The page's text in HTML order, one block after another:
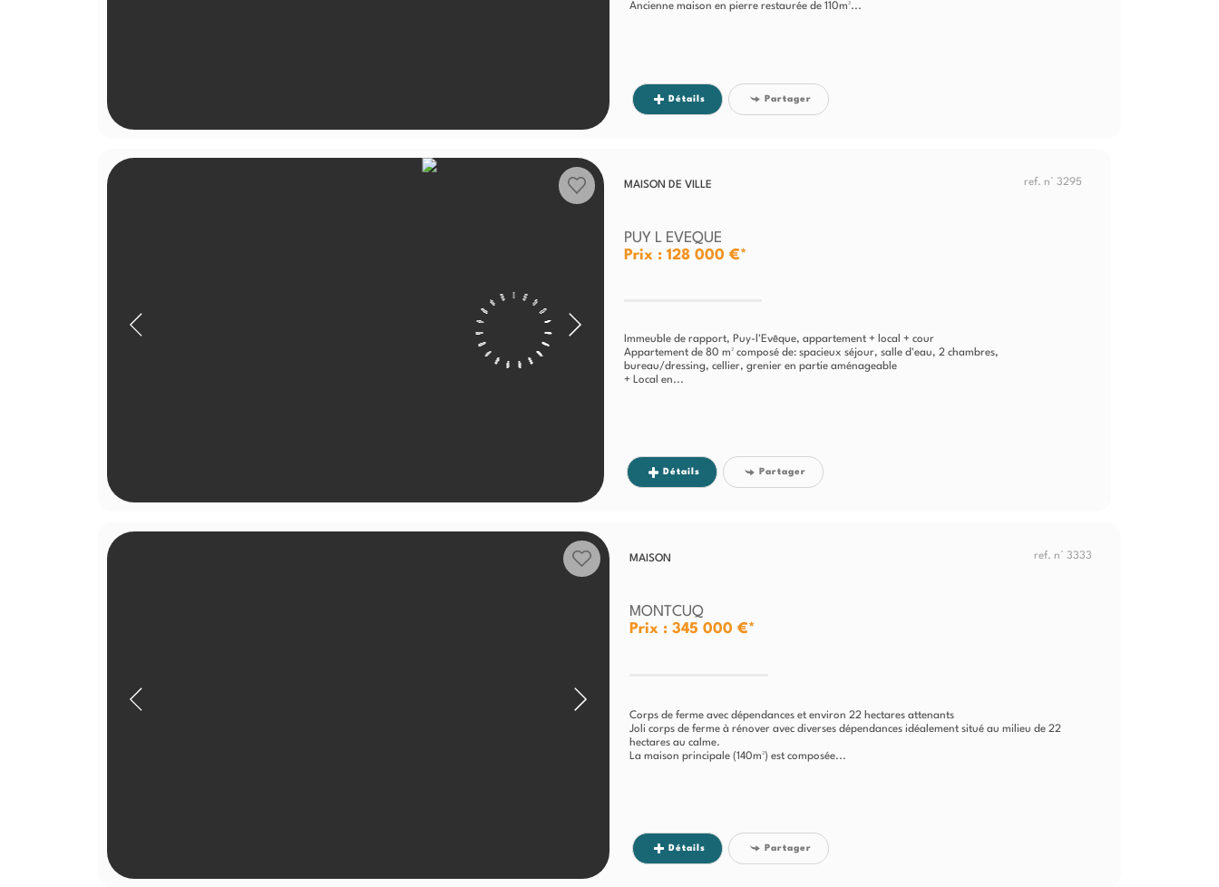
Ancienne maison en pierre restaurée de 110m²...
Détails Partager
MAISON DE VILLE ref. n° 3295
PUY L EVEQUE
Prix : 128 000 €*
Immeuble de rapport, Puy-l'Evêque, appartement + local + cour
Appartement de 80 m² composé de: spacieux séjour, salle d'eau, 2 chambres,
bureau/dressing, cellier, grenier en partie aménageable
+ Local en...
Détails Partager
MAISON ref. n° 3333
MONTCUQ
Prix : 345 000 €*
Corps de ferme avec dépendances et environ 22 hectares attenants
Joli corps de ferme à rénover avec diverses dépendances idéalement situé au milieu de 22
hectares au calme.
La maison principale (140m²) est composée...
Détails Partager